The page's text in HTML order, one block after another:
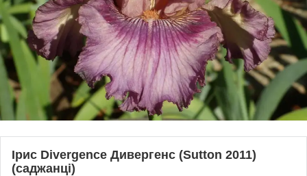
Ірис Divergence Дивергенс (Sutton 2011)
(саджанці)